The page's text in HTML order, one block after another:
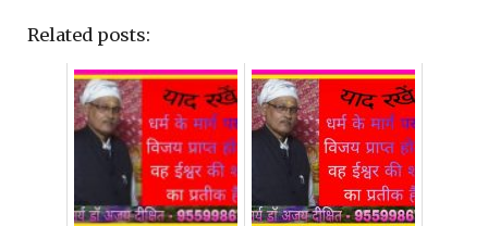
Related posts: